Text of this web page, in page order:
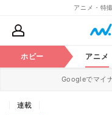
アニメ・特
ホビー アニメ
Googleでマイ
連載